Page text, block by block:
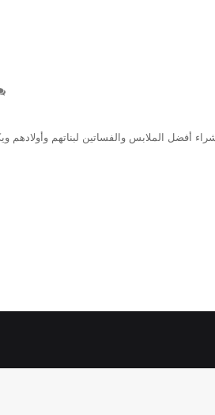
أفضل الملابس والفساتين لبناتهم وأولادهم